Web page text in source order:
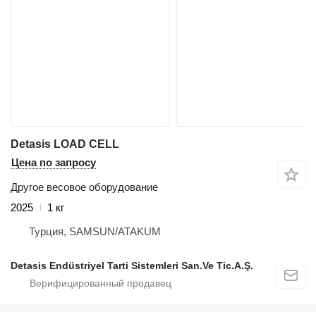
Detasis LOAD CELL
Цена по запросу
Другое весовое оборудование
2025
1 кг
Турция, SAMSUN/ATAKUM
Detasis Endüstriyel Tarti Sistemleri San.Ve Tic.A.Ş.